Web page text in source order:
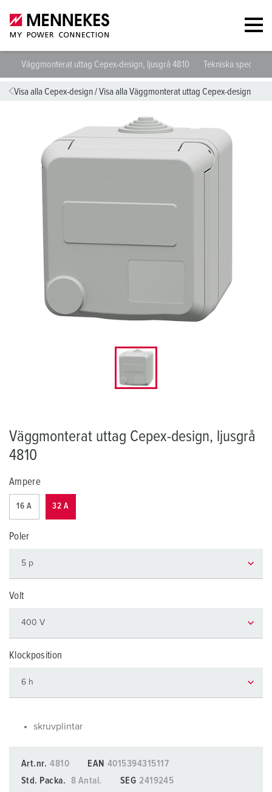
Väggmonterat uttag Cepex-design, ljusgrå 4810 Tekniska
Visa alla Cepex-design/Visa alla Väggmonterat uttag Cepex-design
Väggmonterat uttag Cepex-design, ljusgrå
4810
Ampere
16 A 32 A
Poler
Volt
Klockposition
skruvplintar
Art.nr. 4810 EAN 4015394315117
Std. Packa.
8 Antal. SEG 2419245